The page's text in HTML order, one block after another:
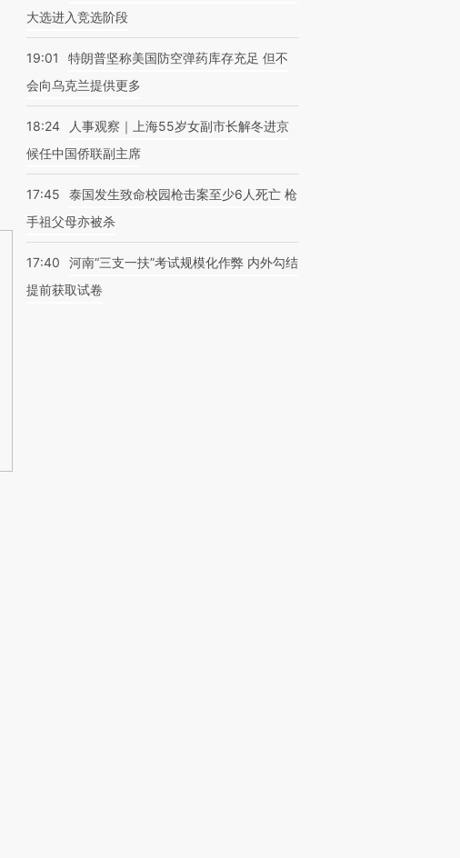
大选进入竞选阶段
19:01
特朗普坚称美国防空弹药库存充足 但不
会向乌克兰提供更多
18:24
人事观察｜上海55岁女副市长解冬进京
候任中国侨联副主席
17:45
泰国发生致命校园枪击案至少6人死亡 枪
手祖父母亦被杀
17:40
河南“三支一扶”考试规模化作弊 内外勾结
提前获取试卷